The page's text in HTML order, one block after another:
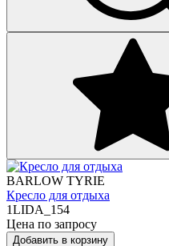
BARLOW TYRIE
Кресло для отдыха
1LIDA_154
Цена по запросу
Добавить в корзину